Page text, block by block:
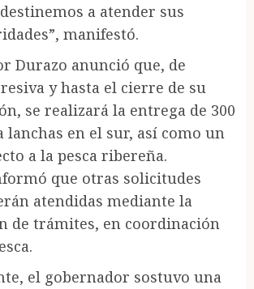
a atender sus
manifestó.
Durazo anunció que, de
y hasta el cierre de su
se realizará la entrega de 300
lanchas en el sur, así como un
a la pesca ribereña.
que otras solicitudes
atendidas mediante la
de trámites, en coordinación
el gobernador sostuvo una